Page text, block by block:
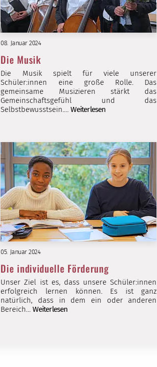
08. Januar 2024
Die Musik
Die Musik spielt für viele unserer
Schüler:innen eine große Rolle. Das
gemeinsame Musizieren stärkt das
Gemeinschaftsgefühl und das
Selbstbewusstsein.…Weiterlesen
05. Januar 2024
Die individuelle Förderung
Unser Ziel ist es, dass unsere Schüler:innen
erfolgreich lernen können. Es ist ganz
natürlich, dass in dem ein oder anderen
Bereich…Weiterlesen